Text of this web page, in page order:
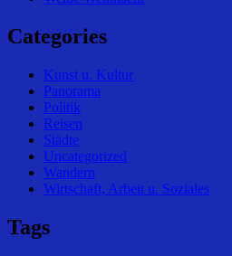
Categories
Kunst u. Kultur
Panorama
Politik
Reisen
Städte
Uncategorized
Wandern
Wirtschaft, Arbeit u. Soziales
Tags